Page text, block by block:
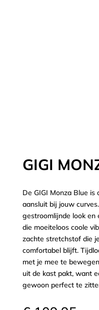
GIGI
De GIGI Monza Blue
aansluit bij jouw
gestroomlijnde look en
die moeiteloos coole
zachte stretchstof die
comfortabel blijft.
met je mee te
uit de kast pakt, want
gewoon perfect te